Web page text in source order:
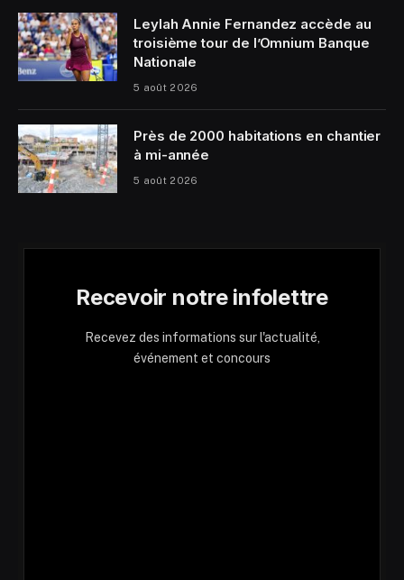
Leylah Annie Fernandez accède au
troisième tour de l’Omnium Banque
Nationale
5 août 2026
Près de 2000 habitations en chantier
à mi-année
5 août 2026
Recevoir notre infolettre
Recevez des informations sur l'actualité,
événement et concours